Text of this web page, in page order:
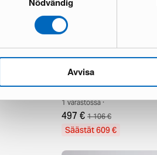
Avvisa
1 varastossa ·
497 € 1 106 €
Säästät 609 €